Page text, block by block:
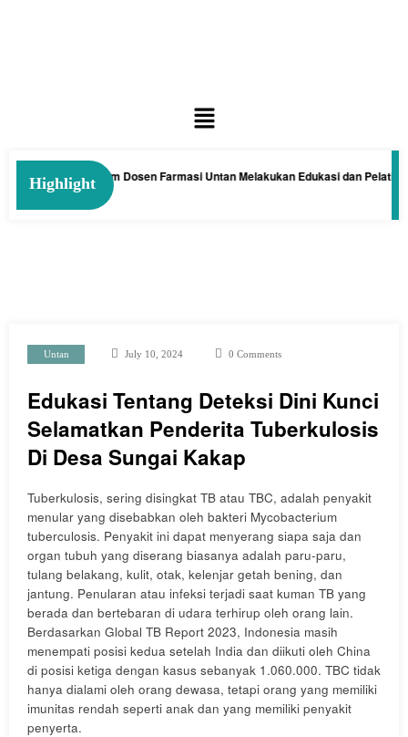
Highlight
Kelakai: Tim Dosen Farmasi Untan Melakukan Edukasi dan Pelatihan
Untan July 10, 2024 0 Comments
Edukasi Tentang Deteksi Dini Kunci
Selamatkan Penderita Tuberkulosis
Di Desa Sungai Kakap
Tuberkulosis, sering disingkat TB atau TBC, adalah penyakit
menular yang disebabkan oleh bakteri Mycobacterium
tuberculosis. Penyakit ini dapat menyerang siapa saja dan
organ tubuh yang diserang biasanya adalah paru-paru,
tulang belakang, kulit, otak, kelenjar getah bening, dan
jantung. Penularan atau infeksi terjadi saat kuman TB yang
berada dan bertebaran di udara terhirup oleh orang lain.
Berdasarkan Global TB Report 2023, Indonesia masih
menempati posisi kedua setelah India dan diikuti oleh China
di posisi ketiga dengan kasus sebanyak 1.060.000. TBC tidak
hanya dialami oleh orang dewasa, tetapi orang yang memiliki
imunitas rendah seperti anak dan yang memiliki penyakit
penyerta.